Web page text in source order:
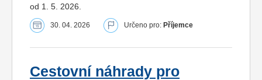
od 1. 5. 2026.
30. 04. 2026 Určeno pro: Příjemce
Cestovní náhrady pro